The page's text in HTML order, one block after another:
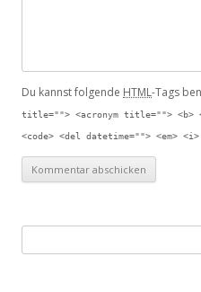
Du kannst folgende HTML-Tags
title=""> <acronym title=""> <b>
<code> <del datetime=""> <em>